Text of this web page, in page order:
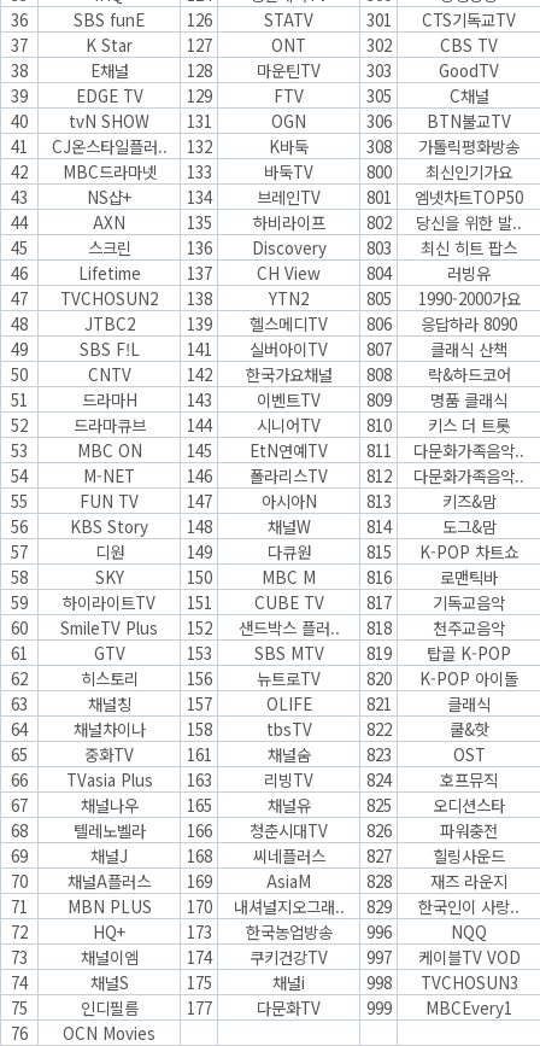
36
SBS funE 126 STATV 301
CTS기독교TV
37
K Star 127 ONT 302
CBS TV
38
E채널 128 마운틴TV 303
GoodTV
39
EDGE TV 129 FTV 305
C채널
40
tvN SHOW 131 OGN 306
BTN불교TV
41
CJ온스타일플러.. 132 K바둑 308
가톨릭평화방송
42
MBC드라마넷 133 바둑TV 800
최신인기가요
43
NS샵+ 134 브레인TV 801
엠넷차트TOP50
44
AXN 135 하비라이프 802
당신을 위한 발..
45
스크린 136 Discovery 803
최신 히트 팝스
46
Lifetime 137 CH View 804
러빙유
47
TVCHOSUN2 138 YTN2 805
1990-2000가요
48
JTBC2 139 헬스메디TV 806
응답하라 8090
49
SBS F!L 141 실버아이TV 807
클래식 산책
50
CNTV 142 한국가요채널 808
락&하드코어
51
드라마H 143 이벤트TV 809
명품 클래식
52
드라마큐브 144 시니어TV 810
키스 더 트롯
53
MBC ON 145 EtN연예TV 811
다문화가족음악..
54
M-NET 146 폴라리스TV 812
다문화가족음악..
55
FUN TV 147 아시아N 813
키즈&맘
56
KBS Story 148 채널W 814
도그&맘
57
디원 149 다큐원 815
K-POP 차트쇼
58
SKY 150 MBC M 816
로맨틱바
59
하이라이트TV 151 CUBE TV 817
기독교음악
60
SmileTV Plus 152 샌드박스 플러.. 818
천주교음악
61
GTV 153 SBS MTV 819
탑골 K-POP
62
히스토리 156 뉴트로TV 820
K-POP 아이돌
63
채널칭 157 OLIFE 821
클래식
64
채널차이나 158 tbsTV 822
쿨&핫
65
중화TV 161 채널숨 823
OST
66
TVasia Plus 163 리빙TV 824
호프뮤직
67
채널나우 165 채널유 825
오디션스타
68
텔레노벨라 166 청춘시대TV 826
파워충전
69
채널J 168 씨네플러스 827
힐링사운드
70
채널A플러스 169 AsiaM 828
재즈 라운지
71
MBN PLUS 170 내셔널지오그래.. 829
한국인이 사랑..
72
HQ+ 173 한국농업방송 996
NQQ
73
채널이엠 174 쿠키건강TV 997
케이블TV VOD
74
채널S 175 채널i 998
TVCHOSUN3
75
인디필름 177 다문화TV 999
MBCEvery1
76
OCN Movies